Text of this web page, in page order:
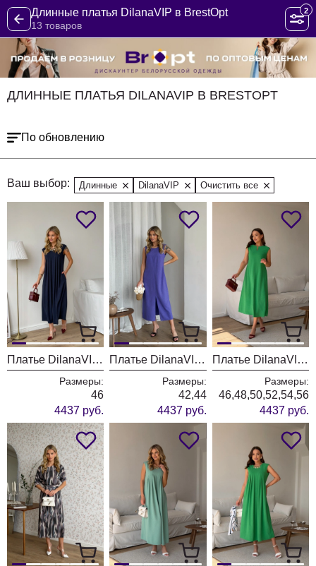
Длинные платья DilanaVIP в BrestOpt
13 товаров
2
ДЛИННЫЕ ПЛАТЬЯ DILANAVIP В BRESTOPT
По обновлению
Ваш выбор: Длинные DilanaVIP Очистить все
Платье DilanaVIP 2140 синий
Размеры:
46
4437 руб.
Платье DilanaVIP 2145 сиреневый
Размеры:
42,44
4437 руб.
Платье DilanaVIP 2142 яблоко
Размеры:
46,48,50,52,54,56
4437 руб.